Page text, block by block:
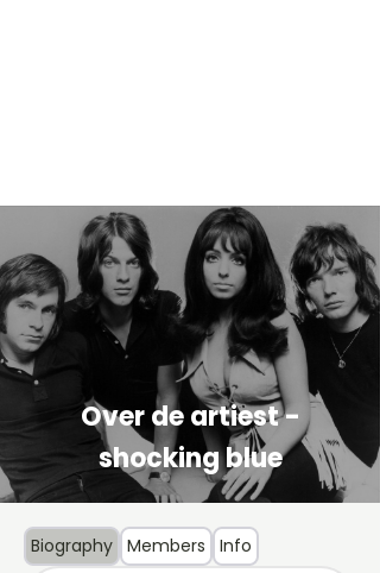
Over de artiest -
shocking blue
Biography Members Info